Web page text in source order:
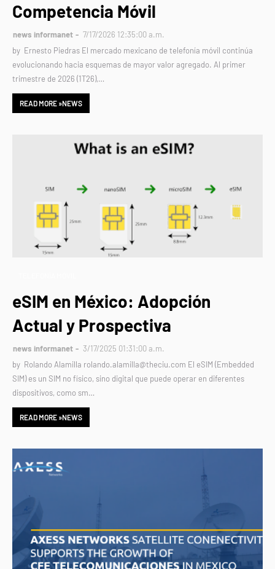
Competencia Móvil
news informanet
7/17/2026 12:35:00 a.m.
by Ernesto Piedras El mercado mexicano de telefonía móvil continúa
evolucionando hacia esquemas de mayor valor agregado. Al primer
trimestre de 2026 (1T26),…
READ MORE »NEWS
eSIM en México: Adopción
Actual y Prospectiva
news informanet
3/17/2025 01:31:00 a.m.
by Rolando Alamilla rolando.alamilla@theciu.com El eSIM (Embedded
SIM) es un SIM no físico, sino digital que puede operar en diferentes
dispositivos, como sm…
READ MORE »NEWS